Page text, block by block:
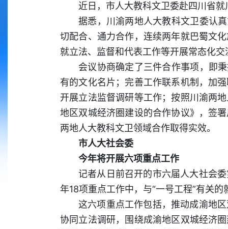
近日，市人大教科文卫委赴四川省
据悉，川渝两地人大教科文卫委认
切配合、通力合作，连续两年就巴蜀文
就立法、监督和代表工作等开展常态化
会议协商确定了三件合作事项，即
有的文化名片；完善工作联系机制，加
开展立法监督调研等工作；按照川渝两
地区双城经济圈建设的合作协议》，签
两地人大教科文卫领域合作取得实效。
市人大社会委
今年将开展六项重点工作
记者从日前召开的市六届人大社会
年18项重点工作中，与“一号工程”有关的
这六项重点工作包括，推动成渝地
协同立法调研，围绕成渝地区双城经济